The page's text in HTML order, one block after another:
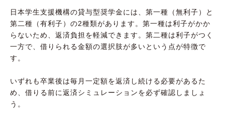
日本学生支援機構の貸与型奨学金には、第一種（無利子）と
第二種（有利子）の2種類があります。第一種は利子がかか
らないため、返済負担を軽減できます。第二種は利子がつく
一方で、借りられる金額の選択肢が多いという点が特徴で
す。
いずれも卒業後は毎月一定額を返済し続ける必要があるた
め、借りる前に返済シミュレーションを必ず確認しましょ
う。